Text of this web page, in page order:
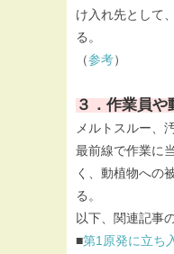
け入れ先として
る。
（参考）
３．作業員や
メルトスルー、
最前線で作業に
く、動植物への
る。
以下、関連記事
■第1原発に立ち